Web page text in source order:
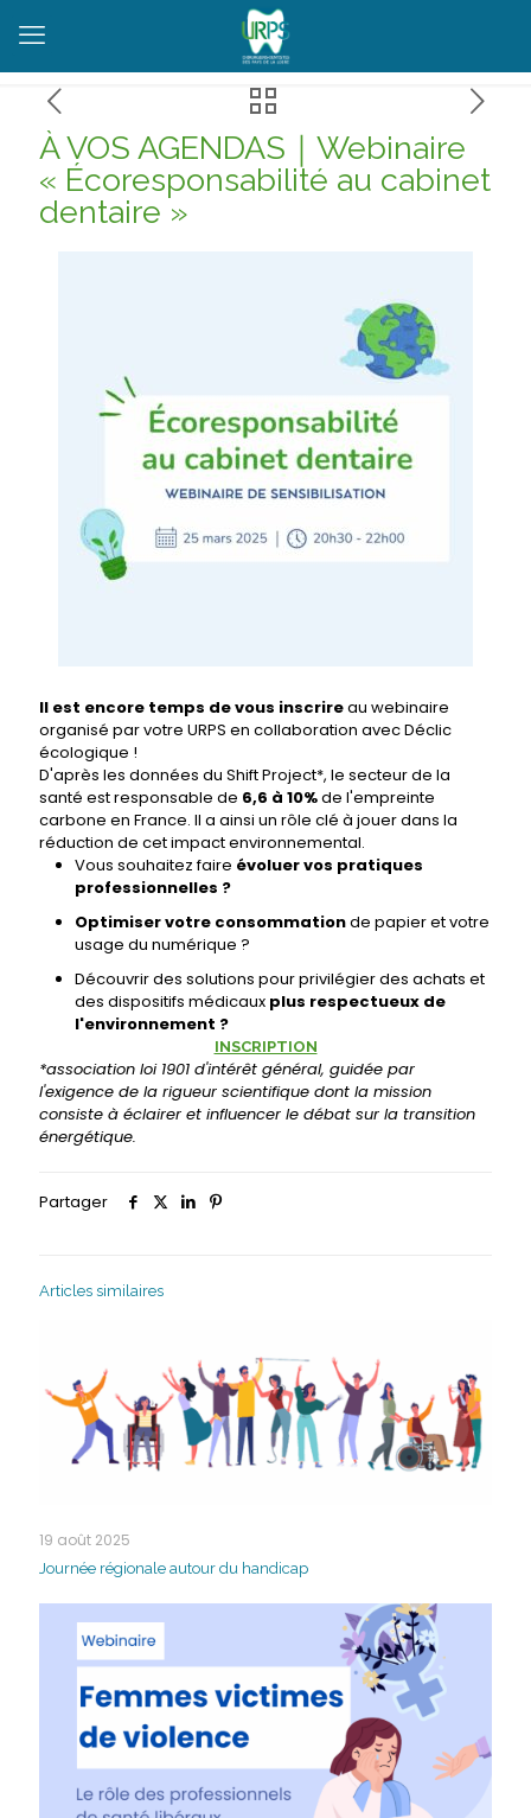
À VOS AGENDAS｜Webinaire
« Écoresponsabilité au cabinet
dentaire »
Il est encore temps de vous inscrireau webinaire
organisé par votre URPS en collaboration avec Déclic
écologique !
D'après les données du Shift Project*, le secteur de la
santé est responsable de 6,6 à 10%de l'empreinte
carbone en France. Il a ainsi un rôle clé à jouer dans la
réduction de cet impact environnemental.
Vous souhaitez faire évoluer vos pratiques
professionnelles ?
Optimiser votre consommationde papier et votre
usage du numérique ?
Découvrir des solutions pour privilégier des achats et
des dispositifs médicaux plus respectueux de
l'environnement ?
INSCRIPTION
*association loi 1901 d'intérêt général, guidée par
l'exigence de la rigueur scientifique dont la mission
consiste à éclairer et influencer le débat sur la transition
énergétique.
Partager
Articles similaires
19 août 2025
Journée régionale autour du handicap